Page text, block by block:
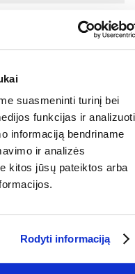
suasmeninti turinį bei
funkcijas ir analizuoti
informaciją bendriname
ir analizės
kitos jūsų pateiktos arba
Rodyti informaciją